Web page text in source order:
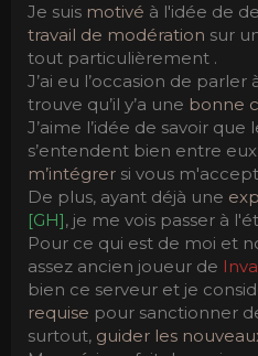
Je suis motivé à l'idée de
travail de modération sur
tout particulièrement .
J’ai eu l’occasion de parler
trouve qu’il y’a une bonne
J’aime l’idée de savoir
s’entendent bien entre
m’intégrer si vous
De plus, ayant déjà une
[GH], je me vois passer à
Pour ce qui est de moi et
assez ancien joueur de
bien ce serveur et je
requise pour sanctionner
surtout, guider les